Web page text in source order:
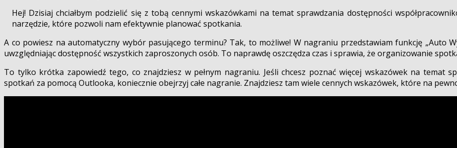
dostępności
|
Outlook
|
Master
of
Microsft
Hej! Dzisiaj chciałbym podzielić się z tobą cennymi wskazówkami na temat sprawdzania dostępności
narzędzie, które pozwoli nam efektywnie planować spotkania.
A co powiesz na automatyczny wybór pasującego terminu? Tak, to możliwe! W nagraniu przedstawiam funkcję „Auto
uwzględniając dostępność wszystkich zaproszonych osób. To naprawdę oszczędza czas i sprawia, że organizowanie
To tylko krótka zapowiedź tego, co znajdziesz w pełnym nagraniu. Jeśli chcesz poznać więcej wskazówek na temat
spotkań za pomocą Outlooka, koniecznie obejrzyj całe nagranie. Znajdziesz tam wiele cennych wskazówek, które na